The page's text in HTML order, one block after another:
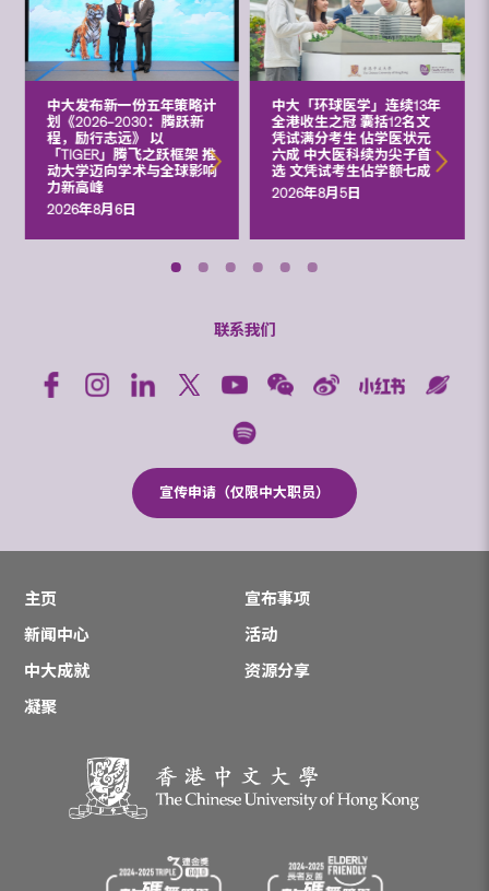
中大发布新一份五年策略计
划《2026‒2030：腾跃新
程，励行志远》 以
「TIGER」腾飞之跃框架 推
动大学迈向学术与全球影响
力新高峰
2026年8月6日
中大「环球医学」连续13年
全港收生之冠 囊括12名文
凭试满分考生 佔学医状元
六成 中大医科续为尖子首
选 文凭试考生佔学额七成
2026年8月5日
联系我们
宣传申请（仅限中大职员）
主页
宣布事项
新闻中心
活动
中大成就
资源分享
凝聚